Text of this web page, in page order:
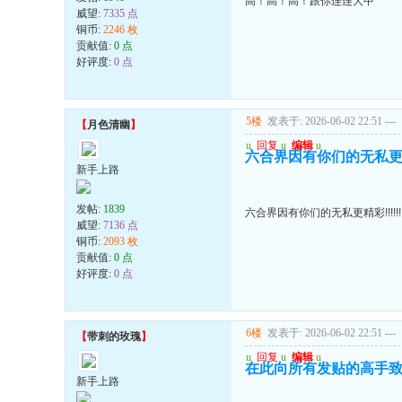
威望: 7335 点
铜币: 2246 枚
贡献值: 0 点
好评度: 0 点
【月色清幽 】
新手上路
发帖: 1839
威望: 7136 点
铜币: 2093 枚
贡献值: 0 点
好评度: 0 点
5楼 发表于: 2026-06-02 22:51 ---
u 回复 u 编辑 u
六合界因有你们的无私
六合界因有你们的无私更精彩
【带刺的玫瑰】
新手上路
6楼 发表于: 2026-06-02 22:51 ---
u 回复 u 编辑 u
在此向所有发贴的高手